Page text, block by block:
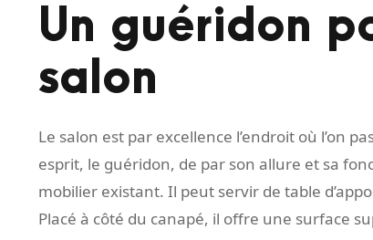
Un guéridon
salon
Le salon est par excellence l’endroit où l’on
esprit, le guéridon, de par son allure et sa
mobilier existant. Il peut servir de table
Placé à côté du canapé, il offre une surface